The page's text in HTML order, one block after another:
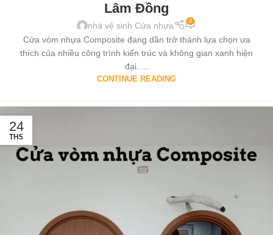
Lâm Đồng
nhà vệ sinh Cửa nhựa 0
Cửa vòm nhựa Composite đang dần trở thành lựa chọn ưa
thích của nhiều công trình kiến trúc và không gian xanh hiện
đại. ...
CONTINUE READING
24
TH5